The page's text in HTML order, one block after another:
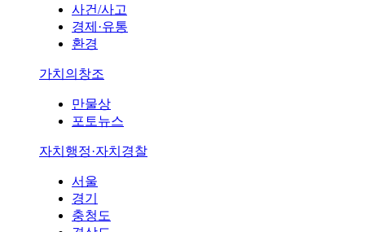
사건/사고
경제·유통
환경
가치의창조
만물상
포토뉴스
자치행정·자치경찰
서울
경기
충청도